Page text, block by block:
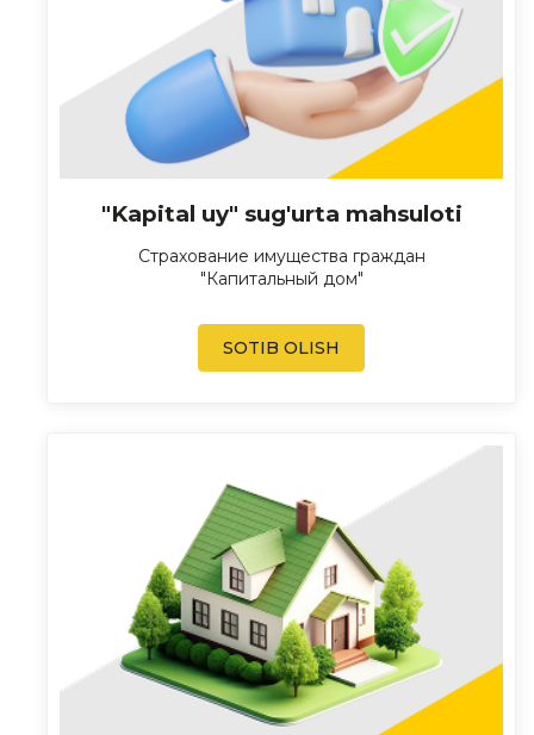
"Kapital uy" sug'urta mahsuloti
Страхование имущества граждан
"Капитальный дом"
SOTIB OLISH